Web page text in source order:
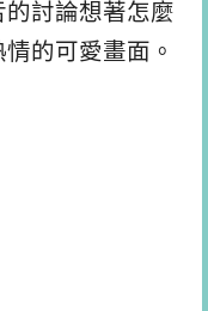
討論想著怎麼
的可愛畫面。